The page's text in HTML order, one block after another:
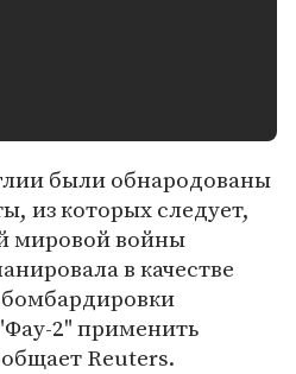
были обнародованы
из которых следует,
мировой войны
в качестве
бомбардировки
2" применить
Reuters.